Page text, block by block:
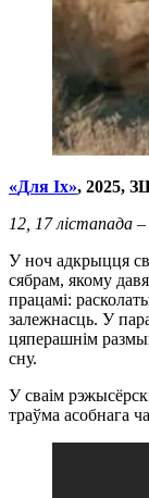
«Для Iх», 2025,
12, 17 лістапада
У ноч адкрыцця
сябрам, якому
працамі:
залежнасць. У
цяперашнім
сну.
У сваім
траўма асобнага